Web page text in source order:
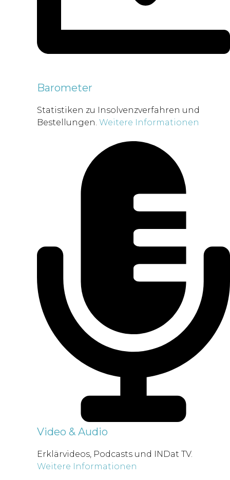
Barometer
Statistiken zu Insolvenzverfahren und
Bestellungen. Weitere Informationen
Video & Audio
Erklärvideos, Podcasts und INDat TV.
Weitere Informationen